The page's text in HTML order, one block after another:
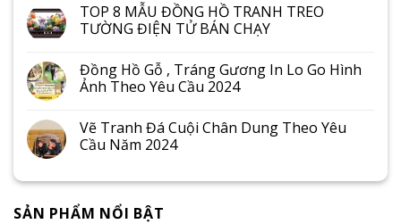
TOP 8 MẪU ĐỒNG HỒ TRANH TREO
TƯỜNG ĐIỆN TỬ BÁN CHẠY
Đồng Hồ Gỗ , Tráng Gương In Lo Go Hình
Ảnh Theo Yêu Cầu 2024
Vẽ Tranh Đá Cuội Chân Dung Theo Yêu
Cầu Năm 2024
SẢN PHẨM NỔI BẬT